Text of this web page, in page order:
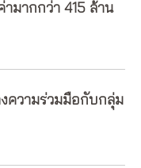
มากกว่า 415 ล้าน
งความร่วมมือกับกลุ่ม